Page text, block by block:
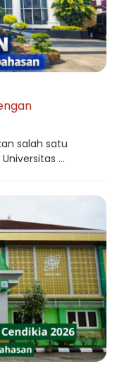
salah satu
...